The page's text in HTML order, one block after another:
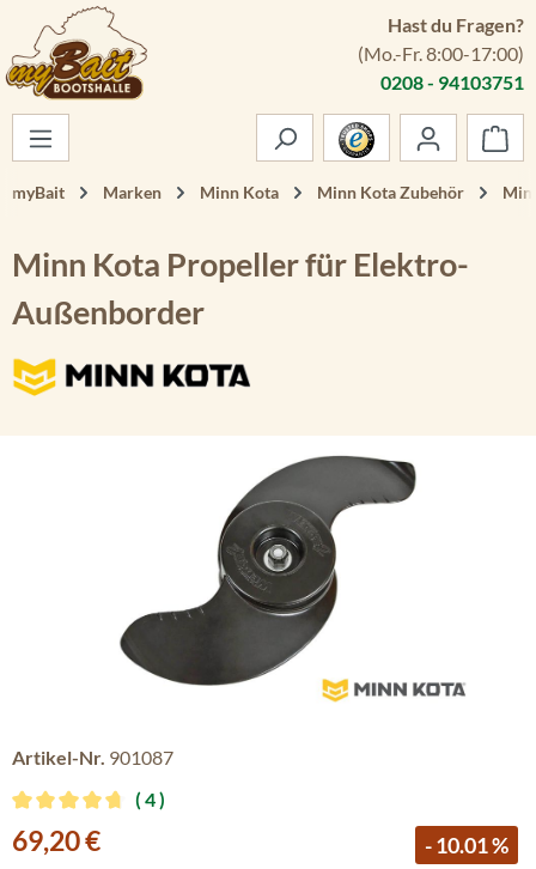
Zum Hauptinhalt springen
Hast du Fragen?
(Mo.-Fr. 8:00-17:00)
0208 - 94103751
myBait Marken Minn Kota Minn Kota Zubehör
Minn Kota Propeller für Elektro-
Außenborder
Artikel-Nr. 901087
Durchschnittliche Bewertung von 4.75 von 5 Sternen
4
Verkaufspreis:
69,20 € - 10.01 %